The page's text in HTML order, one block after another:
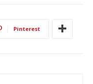
Pinterest